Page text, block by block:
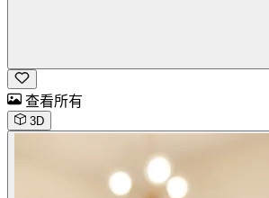
查看所有
3D